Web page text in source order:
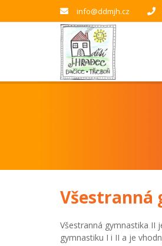
info@ddmjh.cz
Všestranná
Všestranná gymnastika II
gymnastiku I i II a je